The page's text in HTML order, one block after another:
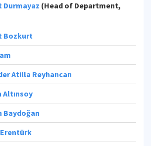
Durmayaz (Head of Department,
Bozkurt
Atilla Reyhancan
Altınsoy
Baydoğan
Erentürk